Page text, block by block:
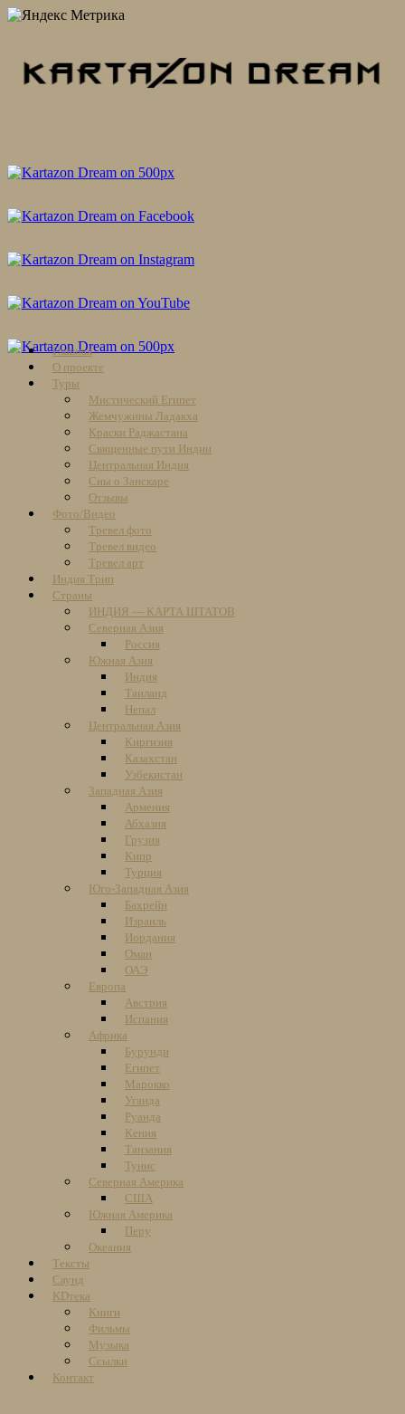
Skip
content
Главная
О проекте
Туры
Мистический Египет
Жемчужины Ладакха
Краски Раджастана
Священные пути Индии
Центральная Индия
Сны о Занскаре
Отзывы
Фото/Видео
Тревел фото
Тревел видео
Тревел арт
Индия Трип
Страны
ИНДИЯ — КАРТА ШТАТОВ
Северная Азия
Россия
Южная Азия
Индия
Таиланд
Непал
Центральная Азия
Киргизия
Казахстан
Узбекистан
Западная Азия
Армения
Абхазия
Грузия
Кипр
Турция
Юго-Западная Азия
Бахрейн
Израиль
Иордания
Оман
ОАЭ
Европа
Австрия
Испания
Африка
Бурунди
Египет
Марокко
Уганда
Руанда
Кения
Танзания
Тунис
Северная Америка
США
Южная Америка
Перу
Океания
Тексты
Саунд
KDтека
Книги
Фильмы
Музыка
Ссылки
Контакт